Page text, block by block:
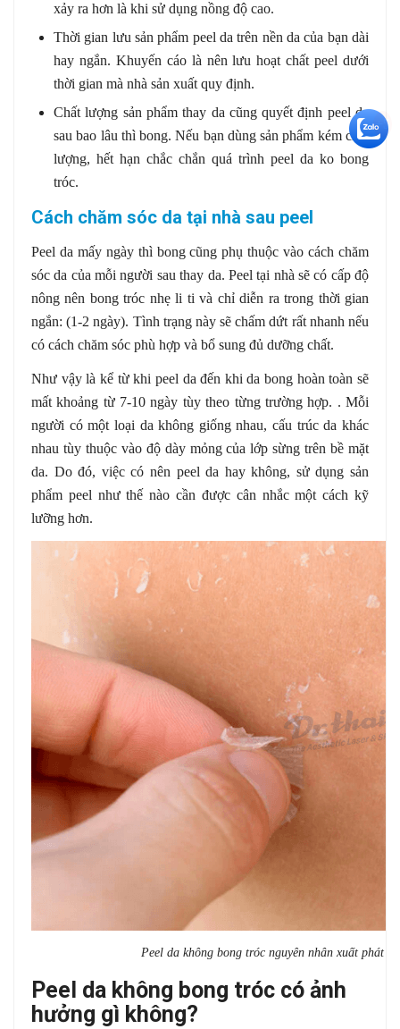
xảy ra hơn là khi sử dụng nồng độ cao.
Thời gian lưu sản phẩm peel da trên nền da của bạn dài
hay ngắn. Khuyến cáo là nên lưu hoạt chất peel dưới
thời gian mà nhà sản xuất quy định.
Chất lượng sản phẩm thay da cũng quyết định peel da
sau bao lâu thì bong. Nếu bạn dùng sản phẩm kém chất
lượng, hết hạn chắc chắn quá trình peel da ko bong
tróc.
Cách chăm sóc da tại nhà sau peel
Peel da mấy ngày thì bong cũng phụ thuộc vào cách chăm
sóc da của mỗi người sau thay da. Peel tại nhà sẽ có cấp độ
nông nên bong tróc nhẹ li ti và chỉ diễn ra trong thời gian
ngắn: (1-2 ngày). Tình trạng này sẽ chấm dứt rất nhanh nếu
có cách chăm sóc phù hợp và bổ sung đủ dưỡng chất.
Như vậy là kể từ khi peel da đến khi da bong hoàn toàn sẽ
mất khoảng từ 7-10 ngày tùy theo từng trường hợp. . Mỗi
người có một loại da không giống nhau, cấu trúc da khác
nhau tùy thuộc vào độ dày mỏng của lớp sừng trên bề mặt
da. Do đó, việc có nên peel da hay không, sử dụng sản
phẩm peel như thế nào cần được cân nhắc một cách kỹ
lưỡng hơn.
Peel da không bong tróc nguyên nhân xuất phát
Peel da không bong tróc có ảnh
hưởng gì không?
+5